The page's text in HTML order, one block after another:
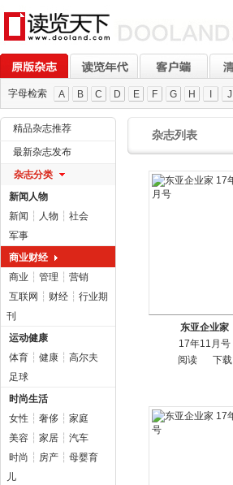
字母检索 A B C D E F G H J
精品杂志推荐
最新杂志发布
杂志分类
新闻人物
新闻 ┆ 人物 ┆ 社会
军事
商业财经
商业 ┆ 管理 ┆ 营销
互联网 ┆ 财经 ┆ 行业期
刊
运动健康
体育 ┆ 健康 ┆ 高尔夫
足球
时尚生活
女性 ┆ 奢侈 ┆ 家庭
美容 ┆ 家居 ┆ 汽车
时尚 ┆ 房产 ┆ 母婴育
儿
杂志列表
东亚企业家
17年11月号
阅读
下载